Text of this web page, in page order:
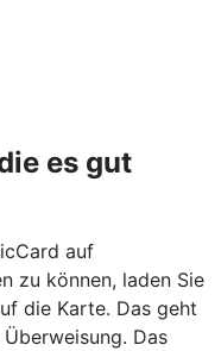
es gut
auf
zu können, laden Sie
die Karte. Das geht
Das